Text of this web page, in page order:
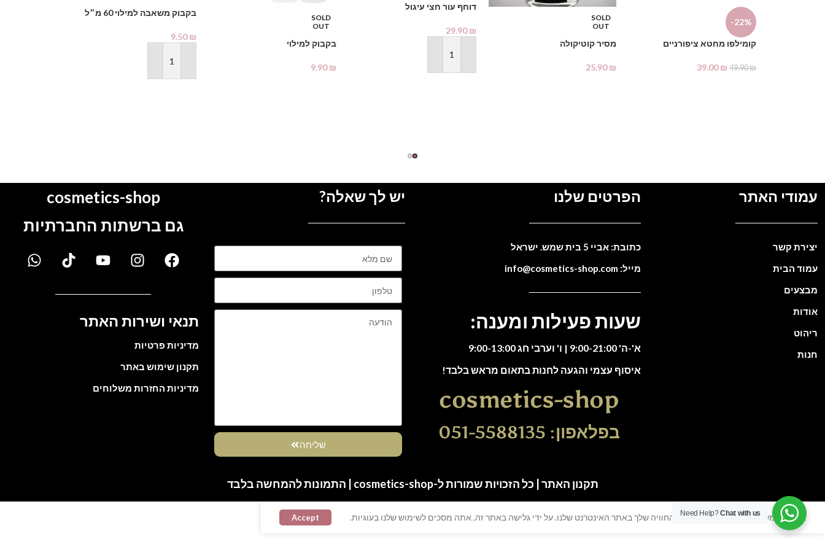
-22%
קומילפו מחטא ציפורניים
49.90₪
39.00₪
SOLD
OUT
מסיר קוטיקולה
25.90₪
דוחף עור חצי עיגול
29.90₪
הוספה לסל
SOLD
OUT
בקבוק למילוי
9.90₪
בקבוק משאבה למילוי 60 מ״ל
9.50₪
הוספה לסל
עמודי האתר
יצירת קשר
עמוד הבית
מבצעים
אודות
ריהוט
חנות
הפרטים שלנו
כתובת: אביי 5 בית שמש. ישראל
מייל: info@cosmetics-shop.com
שעות פעילות ומענה:
א'-ה' 9:00-21:00 | ו' וערבי חג 9:00-13:00
איסוף עצמי והגעה לחנות בתאום מראש בלבד!
cosmetics-shop
בפלאפון: 051-5588135
יש לך שאלה?
שליחה
cosmetics-shop
גם ברשתות החברתיות
תנאי ושירות האתר
מדיניות פרטיות
תקנון שימוש באתר
מדיניות החזרות משלוחים
תקנון האתר | כל הזכויות שמורות ל-cosmetics-shop | התמונות להמחשה בלבד
אנו משתמשים בעוגיות כדי לשפר את החוויה שלך באתר האינטרנט שלנו. על ידי גלישה באתר זה, אתה מסכים לשימוש שלנו בעוגיות. Accept Need Help?Chat with us